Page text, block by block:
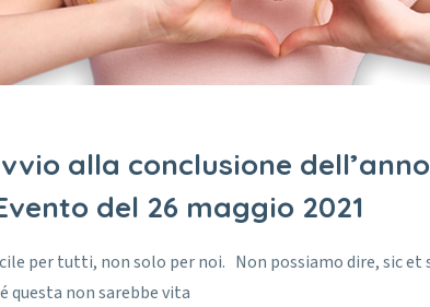
alla conclusione
del 26 maggio 2021
per tutti, non solo per noi. Non possiamo dire, sic et
questa non sarebbe vita